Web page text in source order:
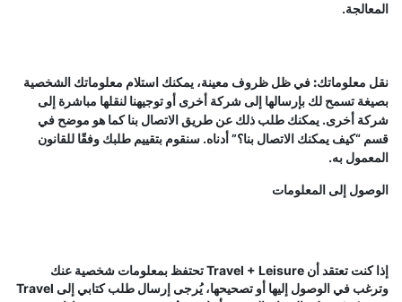
المعالجة.
نقل معلوماتك:في ظل ظروف معينة، يمكنك استلام معلوماتك الشخصية
بصيغة تسمح لك بإرسالها إلى شركة أخرى أو توجيهنا لنقلها مباشرة إلى
شركة أخرى. يمكنك طلب ذلك عن طريق الاتصال بنا كما هو موضح في
قسم “كيف يمكنك الاتصال بنا؟” أدناه. سنقوم بتقييم طلبك وفقًا للقانون
المعمول به.
الوصول إلى المعلومات
إذا كنت تعتقد أن Travel + Leisure تحتفظ بمعلومات شخصية عنك
وترغب في الوصول إليها أو تصحيحها، يُرجى إرسال طلب كتابي إلى Travel